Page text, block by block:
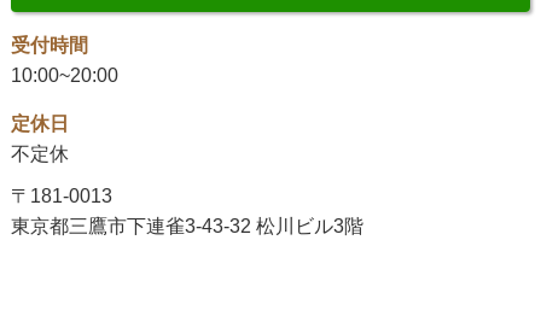
受付時間
10:00~20:00
定休日
不定休
〒181-0013
東京都三鷹市下連雀3-43-32 松川ビル3階